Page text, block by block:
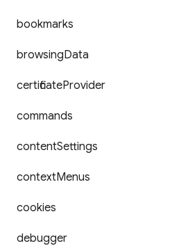
bookmarks
browsingData
certificateProvider
commands
contentSettings
contextMenus
cookies
debugger